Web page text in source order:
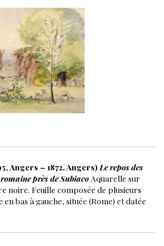
Angers – 1872, Angers) Le repos des
près de Subiaco Aquarelle sur
noire. Feuille composée de plusieurs
en bas à gauche, située (Rome) et datée